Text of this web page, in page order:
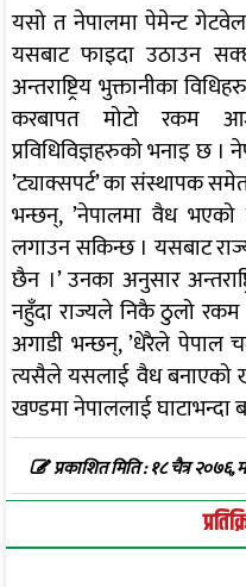
यसो त नेपालमा पेमेन्ट
यसबाट फाइदा उठाउन
अन्तराष्ट्रिय भुक्तानीका
करबापत मोटो रकम
प्रविधिविज्ञहरुको भनाइ छ ।
’ट्याक्सपर्ट’ का संस्थापक
भन्छन्, ’नेपालमा वैध भएको
लगाउन सकिन्छ । यसबाट
छैन ।’ उनका अनुसार
नहुँदा राज्यले निकै ठुलो रकम
अगाडी भन्छन्, ’धेरैले पेपाल
त्यसैले यसलाई वैध बनाएको
खण्डमा नेपाललाई घाटाभन्दा
प्रकाशित मिति : १८ चैत्र २०७६,